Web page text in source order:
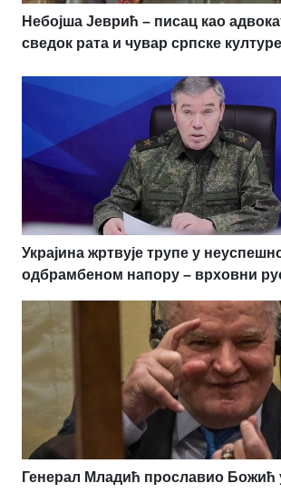
Небојша Јеврић – писац као
сведок рата и чувар српске културе
Украјина жртвује трупе у
одбрамбеном напору – врховни
Генерал Младић прославио Божић